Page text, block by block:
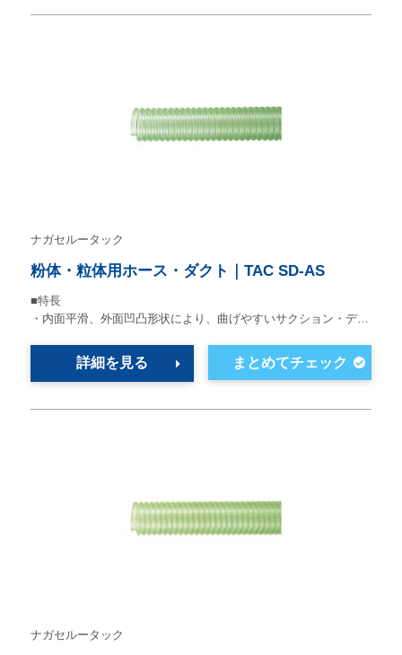
ナガセルータック
粉体・粒体用ホース・ダクト｜TAC SD-AS
■特長
・内面平滑、外面凹凸形状により、曲げやすいサクション・デ…
詳細を見る
ナガセルータック